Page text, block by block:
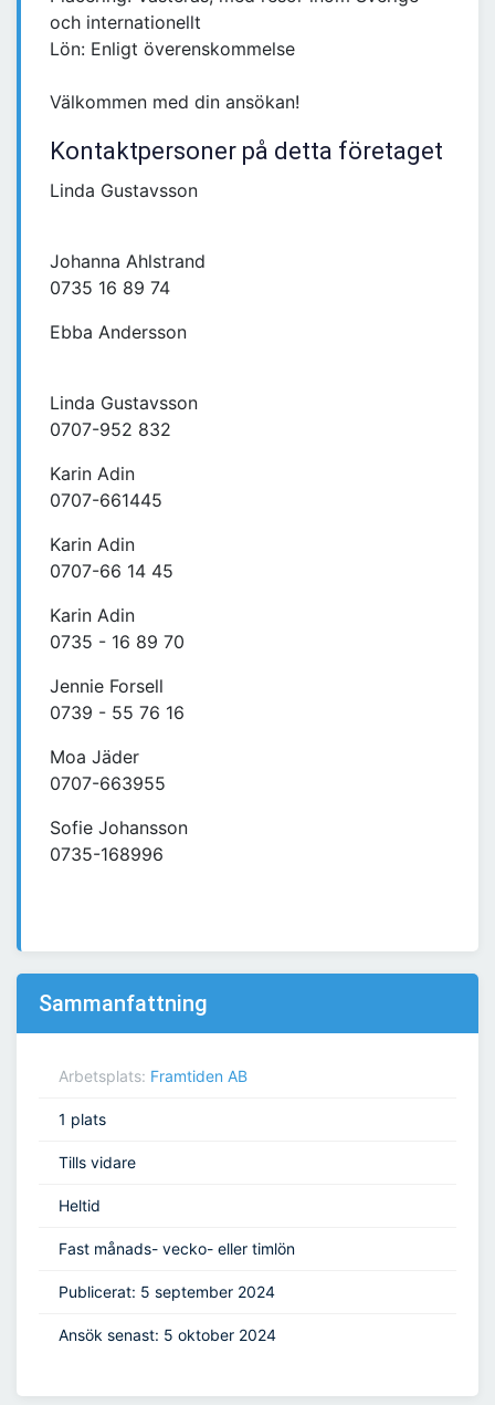
och internationellt
Lön: Enligt överenskommelse
Välkommen med din ansökan!
Kontaktpersoner på detta företaget
Linda Gustavsson
Johanna Ahlstrand
0735 16 89 74
Ebba Andersson
Linda Gustavsson
0707-952 832
Karin Adin
0707-661445
Karin Adin
0707-66 14 45
Karin Adin
0735 - 16 89 70
Jennie Forsell
0739 - 55 76 16
Moa Jäder
0707-663955
Sofie Johansson
0735-168996
Sammanfattning
Arbetsplats: Framtiden AB
1 plats
Tills vidare
Heltid
Fast månads- vecko- eller timlön
Publicerat: 5 september 2024
Ansök senast: 5 oktober 2024